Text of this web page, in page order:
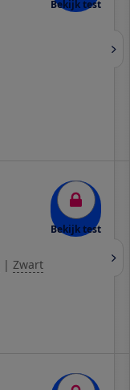
Bekijk test
Bekijk test
| Zwart